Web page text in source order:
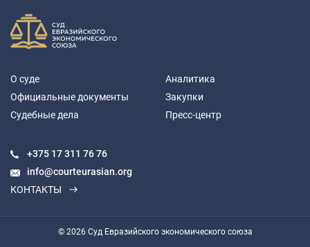
О суде
Официальные документы
Судебные дела
Аналитика
Закупки
Пресс-центр
+375 17311 76 76
info@courteurasian.org
КОНТАКТЫ
© 2026 Суд Евразийского экономического союза